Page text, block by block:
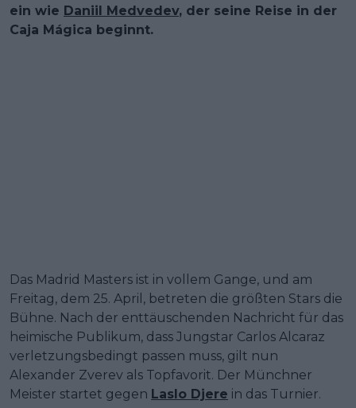
ein wie Daniil Medvedev, der seine Reise in der
Caja Mágica beginnt.
Das Madrid Masters ist in vollem Gange, und am
Freitag, dem 25. April, betreten die größten Stars die
Bühne. Nach der enttäuschenden Nachricht für das
heimische Publikum, dass Jungstar Carlos Alcaraz
verletzungsbedingt passen muss, gilt nun
Alexander Zverev als Topfavorit. Der Münchner
Meister startet gegen Laslo Djere in das Turnier.